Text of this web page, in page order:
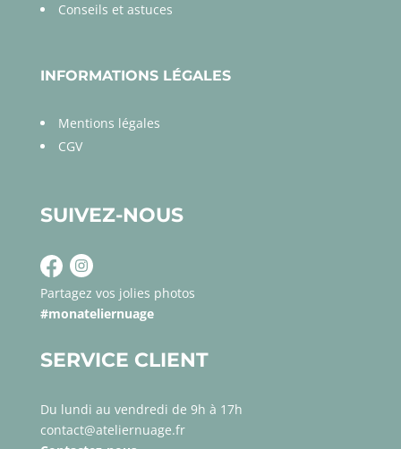
Conseils et astuces
INFORMATIONS LÉGALES
Mentions légales
CGV
SUIVEZ-NOUS
Partagez vos jolies photos
#monateliernuage
SERVICE CLIENT
Du lundi au vendredi de 9h à 17h
contact@ateliernuage.fr